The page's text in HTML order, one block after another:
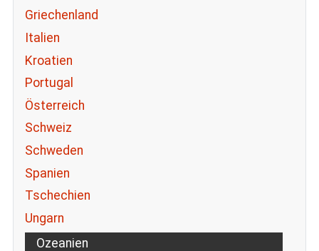
Griechenland
Italien
Kroatien
Portugal
Österreich
Schweiz
Schweden
Spanien
Tschechien
Ungarn
Ozeanien